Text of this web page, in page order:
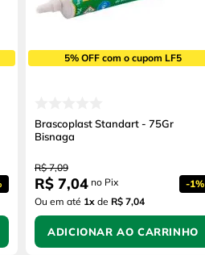
5% OFF com o cupom LF5
Brascoplast Standart - 75Gr
Bisnaga
R$ 7,09
R$ 7,04 no Pix -1%
Ou em até 1x de R$ 7,04
ADICIONAR AO CARRINHO